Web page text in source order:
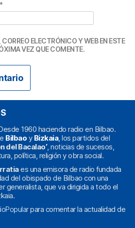
*
ELECTRÓNICO Y WEB EN ESTE
VEZ QUE COMENTE.
1960 haciendo radio en Bilbao.
Bilbao y Bizkaia, los partidos del
del Bacalao’, noticias de sucesos,
política, religión y obra social.
es una emisora de radio fundada
del obispado de Bilbao con una
generalista, que va dirigida a todo el
para comentar la actualidad de